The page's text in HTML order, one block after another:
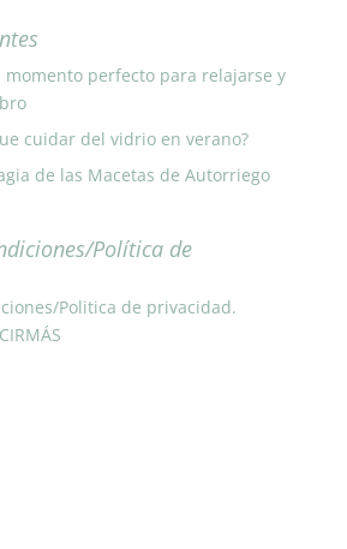
momento perfecto para relajarse y
cuidar del vidrio en verano?
de las Macetas de Autorriego
Política de
Politica de privacidad.